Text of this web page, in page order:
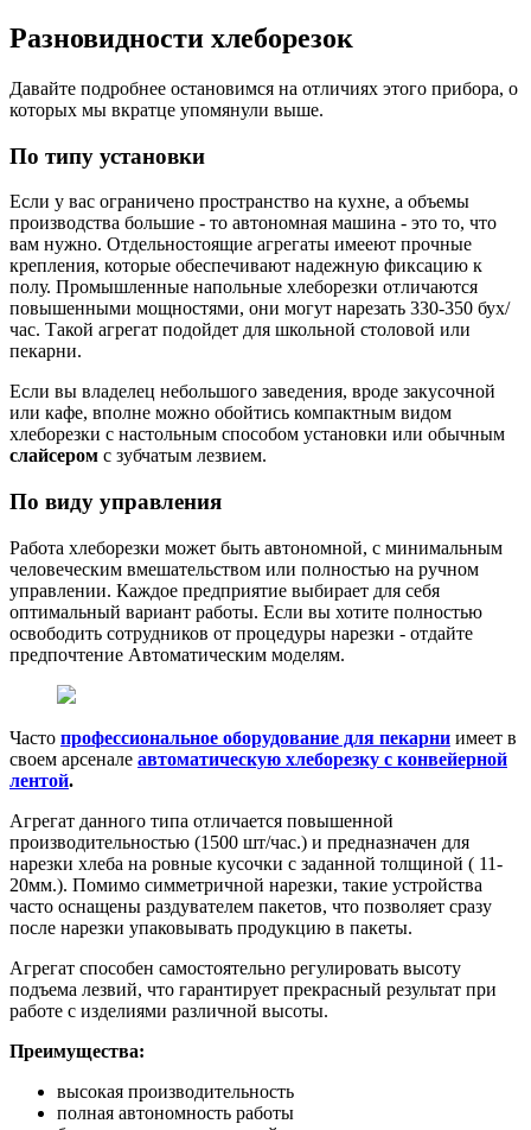
Разновидности хлеборезок
Давайте подробнее остановимся на отличиях этого прибора, о
которых мы вкратце упомянули выше.
По типу установки
Если у вас ограничено пространство на кухне, а объемы
производства большие - то автономная машина - это то, что
вам нужно. Отдельностоящие агрегаты имееют прочные
крепления, которые обеспечивают надежную фиксацию к
полу. Промышленные напольные хлеборезки отличаются
повышенными мощностями, они могут нарезать 330-350 бух/
час. Такой агрегат подойдет для школьной столовой или
пекарни.
Если вы владелец небольшого заведения, вроде закусочной
или кафе, вполне можно обойтись компактным видом
хлеборезки с настольным способом установки или обычным
слайсером с зубчатым лезвием.
По виду управления
Работа хлеборезки может быть автономной, с минимальным
человеческим вмешательством или полностью на ручном
управлении. Каждое предприятие выбирает для себя
оптимальный вариант работы. Если вы хотите полностью
освободить сотрудников от процедуры нарезки - отдайте
предпочтение Автоматическим моделям.
Часто профессиональное оборудование для пекарни имеет в
своем арсенале автоматическую хлеборезку с конвейерной
лентой.
Агрегат данного типа отличается повышенной
производительностью (1500 шт/час.) и предназначен для
нарезки хлеба на ровные кусочки с заданной толщиной ( 11-
20мм.). Помимо симметричной нарезки, такие устройства
часто оснащены раздувателем пакетов, что позволяет сразу
после нарезки упаковывать продукцию в пакеты.
Агрегат способен самостоятельно регулировать высоту
подъема лезвий, что гарантирует прекрасный результат при
работе с изделиями различной высоты.
Преимущества:
высокая производительность
полная автономность работы